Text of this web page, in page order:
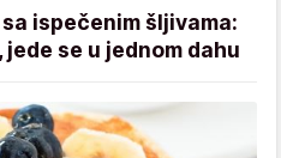
ispečenim šljivama:
se u jednom dahu